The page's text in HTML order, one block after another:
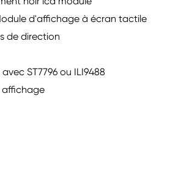
d'affichage à écran tactile
de direction
ST7796 ou ILI9488
affichage